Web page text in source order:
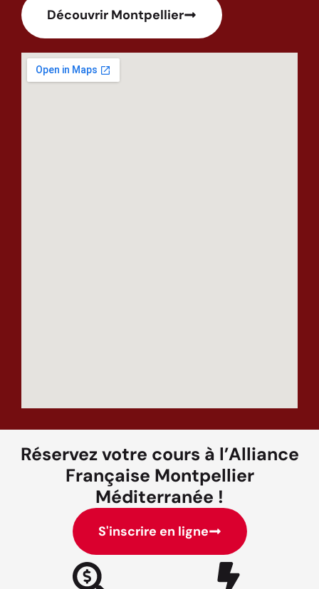
Découvrir Montpellier
Réservez votre cours à l’Alliance
Française Montpellier
Méditerranée !
S'inscrire en ligne